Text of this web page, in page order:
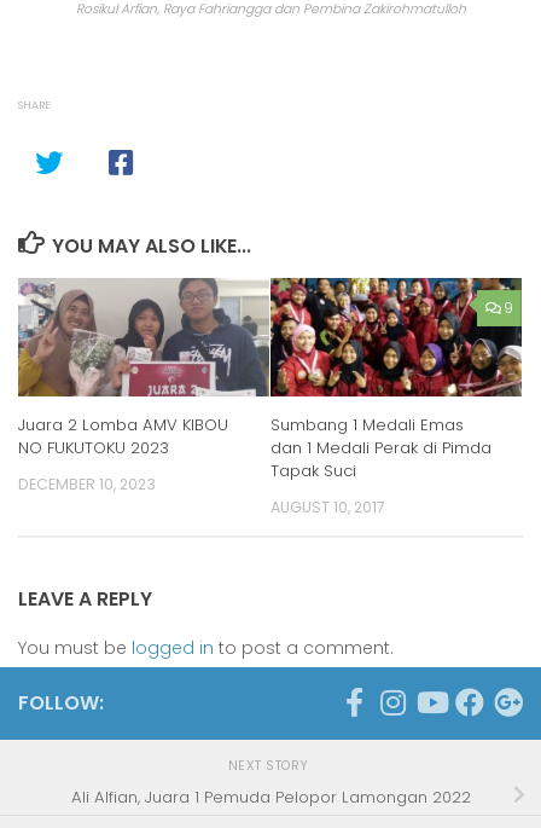
Rosikul Arfian, Raya Fahriangga dan Pembina Zakirohmatulloh
SHARE
YOU MAY ALSO LIKE...
Juara 2 Lomba AMV KIBOU
NO FUKUTOKU 2023
DECEMBER 10, 2023
9
Sumbang 1 Medali Emas
dan 1 Medali Perak di Pimda
Tapak Suci
AUGUST 10, 2017
LEAVE A REPLY
You must be logged in to post a comment.
FOLLOW:
NEXT STORY
Ali Alfian, Juara 1 Pemuda Pelopor Lamongan 2022